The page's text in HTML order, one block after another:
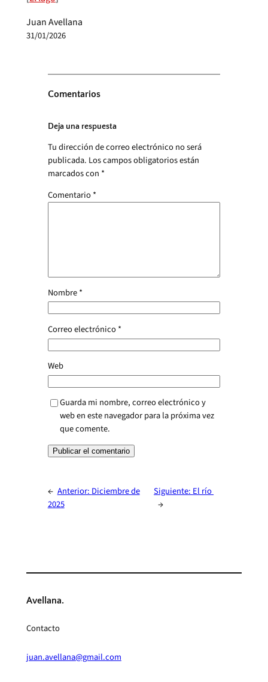
Juan Avellana
31/01/2026
Comentarios
Deja una respuesta
Tu dirección de correo electrónico no será
publicada. Los campos obligatorios están
marcados con *
Comentario*
Nombre*
Correo electrónico*
Web
Guarda mi nombre, correo electrónico y
web en este navegador para la próxima vez
que comente.
← Anterior:Diciembre de
2025
Siguiente:El río
→
Avellana.
Contacto
juan.avellana@gmail.com